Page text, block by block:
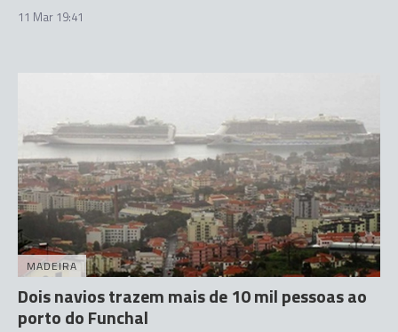
11 Mar 19:41
MADEIRA
Dois navios trazem mais de 10 mil pessoas ao
porto do Funchal